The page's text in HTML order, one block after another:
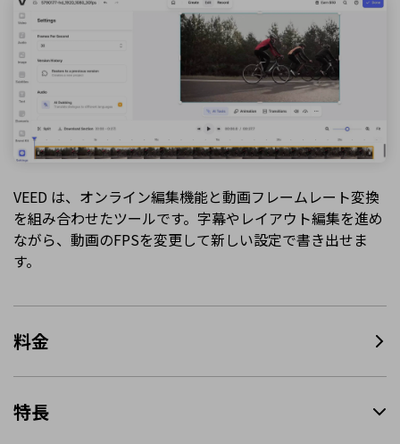
VEED は、オンライン編集機能と動画フレームレート変換
を組み合わせたツールです。字幕やレイアウト編集を進め
ながら、動画のFPSを変更して新しい設定で書き出せま
す。
料金
特長